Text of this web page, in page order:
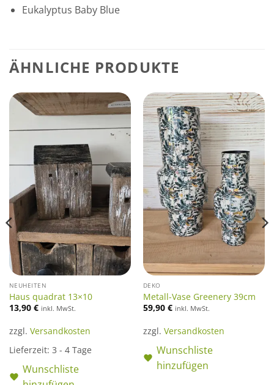
Eukalyptus Baby Blue
ÄHNLICHE PRODUKTE
NEUHEITEN
Haus quadrat 13×10
13,90 € inkl. MwSt.
zzgl. Versandkosten
Lieferzeit: 3 - 4 Tage
Wunschliste
DEKO
Metall-Vase Greenery 39cm
59,90 € inkl. MwSt.
zzgl. Versandkosten
Wunschliste
hinzufügen